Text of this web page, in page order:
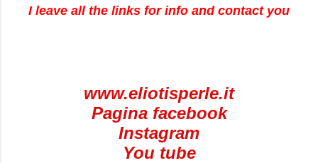
I leave all the links for info and contact you
www.eliotisperle.it
Pagina facebook
Instagram
You tube